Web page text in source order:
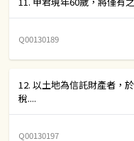
Q00130189
12. 以土地為信託財產者，
稅....
Q00130197